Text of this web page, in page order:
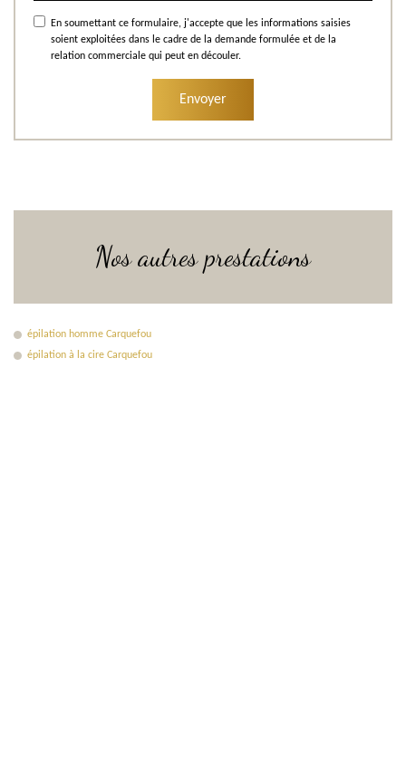
En soumettant ce formulaire, j'accepte que les informations saisies
soient exploitées dans le cadre de la demande formulée et de la
relation commerciale qui peut en découler.
Nos autres prestations
épilation homme Carquefou
épilation à la cire Carquefou